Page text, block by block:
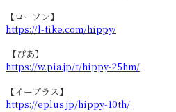
【ローソン】
https://l-tike.com/hippy/
【ぴあ】
https://w.pia.jp/t/hippy-25hm/
【イープラス】
https://eplus.jp/hippy-10th/